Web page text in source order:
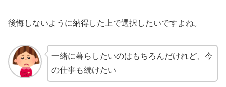
後悔しないように納得した上で選択したいですよね。
一緒に暮らしたいのはもちろんだけれど、今
の仕事も続けたい